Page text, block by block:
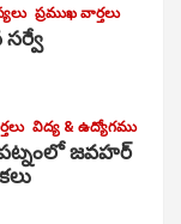
ప్రముఖ వార్తలు
సర్వే
విద్య & ఉద్యోగము
జవహర్